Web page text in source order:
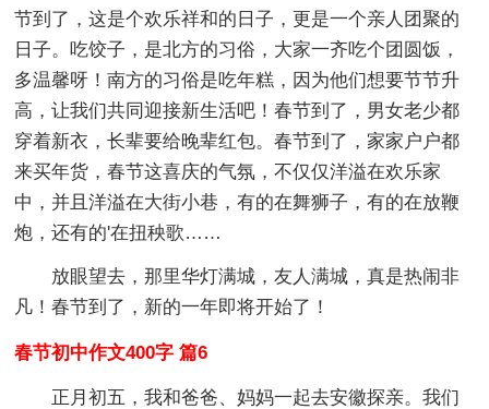
节到了，这是个欢乐祥和的日子，更是一个亲人团聚的
日子。吃饺子，是北方的习俗，大家一齐吃个团圆饭，
多温馨呀！南方的习俗是吃年糕，因为他们想要节节升
高，让我们共同迎接新生活吧！春节到了，男女老少都
穿着新衣，长辈要给晚辈红包。春节到了，家家户户都
来买年货，春节这喜庆的气氛，不仅仅洋溢在欢乐家
中，并且洋溢在大街小巷，有的在舞狮子，有的在放鞭
炮，还有的'在扭秧歌……
放眼望去，那里华灯满城，友人满城，真是热闹非
凡！春节到了，新的一年即将开始了！
春节初中作文400字 篇6
正月初五，我和爸爸、妈妈一起去安徽探亲。我们